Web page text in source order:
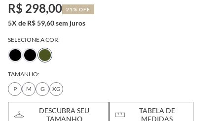
R$ 298,00 21% OFF
5X de R$ 59,60 sem juros
SELECIONE A COR:
TAMANHO:
P
M G XG
DESCUBRA SEU
TAMANHO
TABELA DE
MEDIDAS